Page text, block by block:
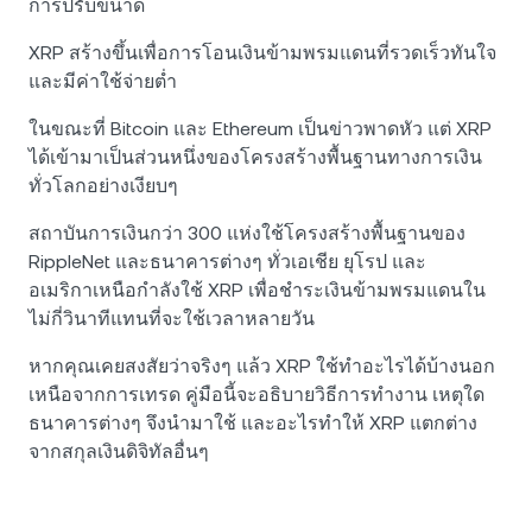
Solana SOL 1.02%
EURC EURC 0.32%
ดูสินทรัพย์ทั้งหมด
การปรับขนาด
XRP สร้างขึ้นเพื่อการโอนเงินข้ามพรมแดนที่รวดเร็วทันใจ
และมีค่าใช้จ่ายต่ำ
ในขณะที่ Bitcoin และ Ethereum เป็นข่าวพาดหัว แต่ XRP
ได้เข้ามาเป็นส่วนหนึ่งของโครงสร้างพื้นฐานทางการเงิน
ทั่วโลกอย่างเงียบๆ
สถาบันการเงินกว่า 300 แห่งใช้โครงสร้างพื้นฐานของ
RippleNet และธนาคารต่างๆ ทั่วเอเชีย ยุโรป และ
อเมริกาเหนือกำลังใช้ XRP เพื่อชำระเงินข้ามพรมแดนใน
ไม่กี่วินาทีแทนที่จะใช้เวลาหลายวัน
หากคุณเคยสงสัยว่าจริงๆ แล้ว XRP ใช้ทำอะไรได้บ้างนอก
เหนือจากการเทรด คู่มือนี้จะอธิบายวิธีการทำงาน เหตุใด
ธนาคารต่างๆ จึงนำมาใช้ และอะไรทำให้ XRP แตกต่าง
จากสกุลเงินดิจิทัลอื่นๆ